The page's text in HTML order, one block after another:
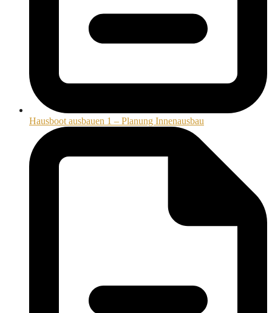
Hausboot ausbauen 1 – Planung Innenausbau